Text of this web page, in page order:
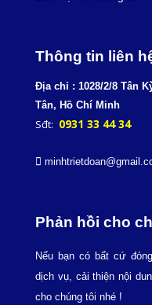
Thông tin liên
Địa chỉ : 1028/2/8 Tân
Tân, Hồ Chí Minh
Sđt: 0931 33 44 34
Phản hồi cho
Nếu bạn có bất cứ
dịch vụ, cải thiện nội
cho chúng tôi nhé !